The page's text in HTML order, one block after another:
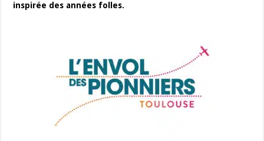
inspirée des années folles.